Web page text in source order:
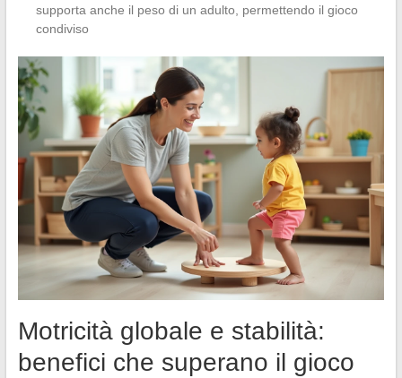
supporta anche il peso di un adulto, permettendo il gioco
condiviso
Motricità globale e stabilità:
benefici che superano il gioco